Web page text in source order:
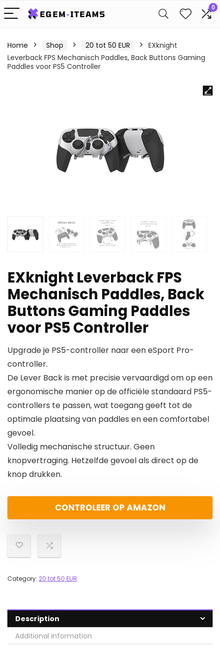
0
Home Shop 20 tot 50 EUR
EXknight
Leverback FPS Mechanisch Paddles, Back Buttons Gaming
Paddles voor PS5 Controller
EXknight Leverback FPS
Mechanisch Paddles, Back
Buttons Gaming Paddles
voor PS5 Controller
Upgrade je PS5-controller naar een eSport Pro-
controller.
De Lever Back is met precisie vervaardigd om op een
ergonomische manier op de officiële standaard PS5-
controllers te passen, wat toegang geeft tot de
optimale plaatsing van paddles en een comfortabel
gevoel.
Volledig mechanische structuur. Geen
knopvertraging. Hetzelfde gevoel als direct op de
knop drukken.
CONTROLEER OP AMAZON
Category: 20 tot 50 EUR
Description
Additional information